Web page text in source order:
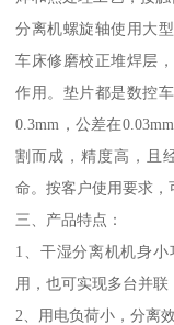
分离机螺旋轴使用大
车床修磨校正堆焊层
作用。垫片都是数控
0.3mm，公差在
割而成，精度高，且
命。按客户使用要求，
三、产品特点：
1、干湿分离机机身
用，也可实现多台并联
2、用电负荷小，分离